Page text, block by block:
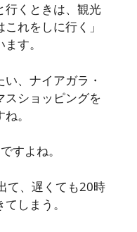
行くときは、観光
れをしに行く」
す。
、ナイアガラ・
スショッピングを
。
すよね。
て、遅くても20時
しまう。